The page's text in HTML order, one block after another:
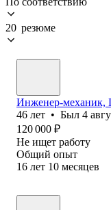
20 резюме
Инженер-механик,
46 лет • Был 4
120 000 ₽
Не ищет работу
Общий опыт
16 лет 10 месяцев